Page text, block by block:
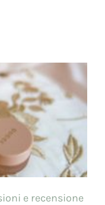
e recensione